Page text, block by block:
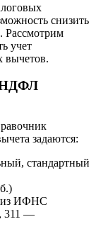
снизить
Рассмотрим
учет
вычетов.
НДФЛ
задаются:
стандартный
из ИФНС
311 —